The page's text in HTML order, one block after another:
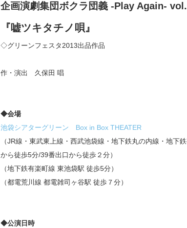
企画演劇集団ボクラ団義 -Play Again-
『嘘ツキタチノ唄』
◇グリーンフェスタ2013出品作品
作・演出 久保田 唱
◆会場
池袋シアターグリーン Box in Box THEATER
（JR線・東武東上線・西武池袋線・地下鉄丸の内線・地下
から徒歩5分/39番出口から徒歩２分）
（地下鉄有楽町線 東池袋駅 徒歩5分）
（都電荒川線 都電雑司ヶ谷駅 徒歩７分）
◆公演日時